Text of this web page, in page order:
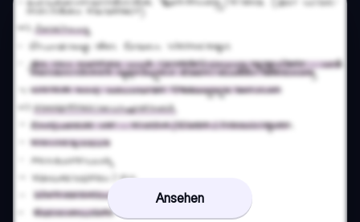
Ansehen